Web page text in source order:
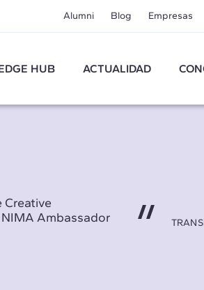
Alumni Blog Empresas
HUB ACTUALIDAD
Creative
Ambassador